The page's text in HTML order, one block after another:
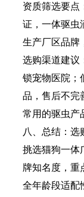
资质筛选要点
证，一体驱虫
生产厂区品牌
选购渠道建议
锁宠物医院；
品，售后不完
常用的驱虫产
八、总结：选
挑选猫狗一体
牌知名度，重
全年龄段适配